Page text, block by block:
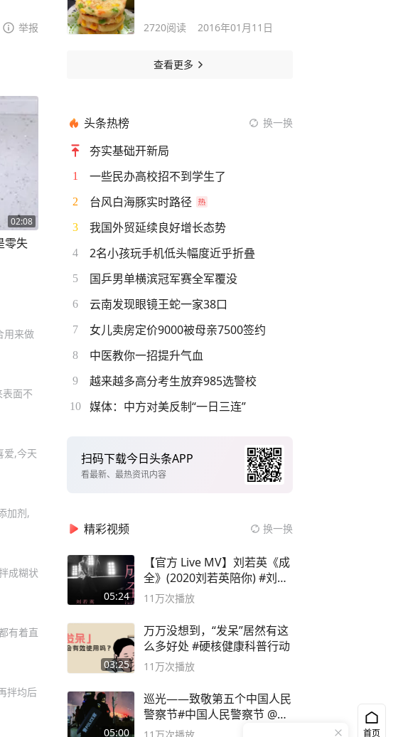
举报
02:08
零失
用来做
面不
爱,今天
加剂,
成糊状
有着直
拌均后
2720阅读 2016年01月11日
查看更多
头条热榜 换一换
夯实基础开新局
1 一些民办高校招不到学生了
2 台风白海豚实时路径
3 我国外贸延续良好增长态势
4 2名小孩玩手机低头幅度近乎折叠
5 国乒男单横滨冠军赛全军覆没
6 云南发现眼镜王蛇一家38口
7 女儿卖房定价9000被母亲7500签约
8 中医教你一招提升气血
9 越来越多高分考生放弃985选警校
10 媒体：中方对美反制“一日三连”
扫码下载今日头条APP
看最新、最热资讯内容
精彩视频 换一换
05:24
【官方 Live MV】刘若英《成
全》(2020刘若英陪你) #刘若
英 #成全
11万次播放
03:25
万万没想到，“发呆”居然有这
么多好处 #硬核健康科普行动
11万次播放
05:00
巡光——致敬第五个中国人民
警察节#中国人民警察节 @抖
音小助手
首页